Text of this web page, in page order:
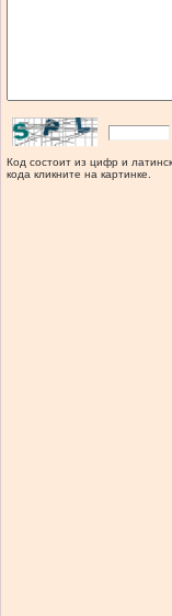
Код состоит из цифр и
кода кликните на картинке.